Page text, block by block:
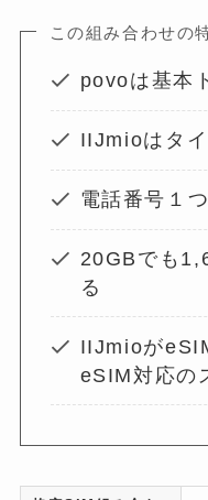
この組み合わせの
povoは基本
IIJmioはタイ
電話番号１つ
20GBでも
る
IIJmioが
eSIM対応の